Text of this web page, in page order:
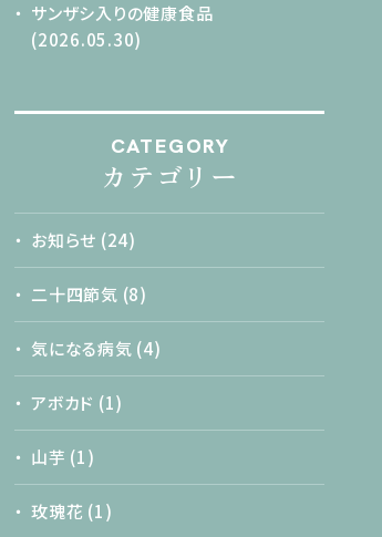
サンザシ入りの健康食品
(2026.05.30)
CATEGORY
カテゴリー
お知らせ (24)
二十四節気 (8)
気になる病気 (4)
アボカド (1)
山芋 (1)
玫瑰花 (1)